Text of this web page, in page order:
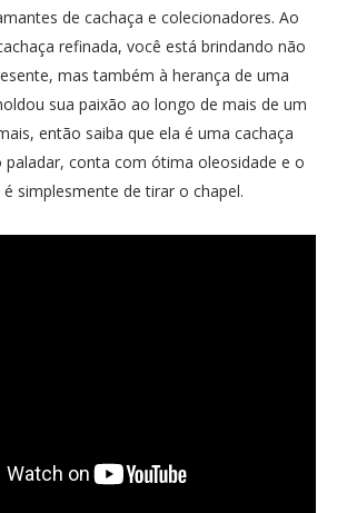
de cachaça e colecionadores. Ao
refinada, você está brindando não
mas também à herança de uma
sua paixão ao longo de mais de um
então saiba que ela é uma cachaça
paladar, conta com ótima oleosidade e o
simplesmente de tirar o chapel.